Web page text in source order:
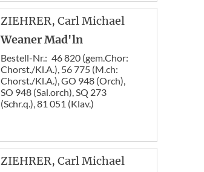
ZIEHRER, Carl Michael
Weaner Mad'ln
Bestell-Nr.: 46 820 (gem.Chor:
Chorst./Kl.A.), 56 775 (M.ch:
Chorst./Kl.A.), GO 948 (Orch),
SO 948 (Sal.orch), SQ 273
(Schr.q.), 81 051 (Klav.)
ZIEHRER, Carl Michael